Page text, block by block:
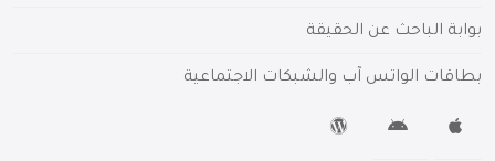
بوابة الباحث عن الحقيقة
بطاقات الواتس آب والشبكات الاجتماعية